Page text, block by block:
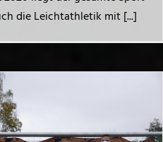
die Leichtathletik mit [...]